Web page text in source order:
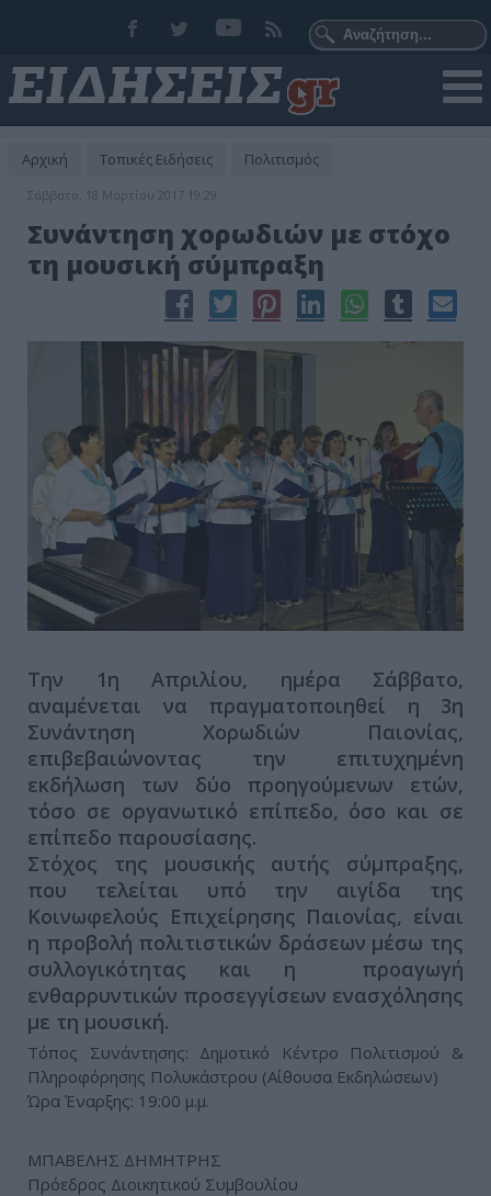
Αρχική Τοπικές Ειδήσεις Πολιτισμός
Σάββατο, 18 Μαρτίου 2017 19:29
Συνάντηση χορωδιών με στόχο
τη μουσική σύμπραξη
Την 1η Απριλίου, ημέρα Σάββατο,
αναμένεται να πραγματοποιηθεί η 3η
Συνάντηση Χορωδιών Παιονίας,
επιβεβαιώνοντας την επιτυχημένη
εκδήλωση των δύο προηγούμενων ετών,
τόσο σε οργανωτικό επίπεδο, όσο και σε
επίπεδο παρουσίασης.
Στόχος της μουσικής αυτής σύμπραξης,
που τελείται υπό την αιγίδα της
Κοινωφελούς Επιχείρησης Παιονίας, είναι
η προβολή πολιτιστικών δράσεων μέσω της
συλλογικότητας και η προαγωγή
ενθαρρυντικών προσεγγίσεων ενασχόλησης
με τη μουσική.
Τόπος Συνάντησης: Δημοτικό Κέντρο Πολιτισμού &
Πληροφόρησης Πολυκάστρου (Αίθουσα Εκδηλώσεων)
Ώρα Έναρξης: 19:00 μ.μ.
ΜΠΑΒΕΛΗΣ ΔΗΜΗΤΡΗΣ
Πρόεδρος Διοικητικού Συμβουλίου